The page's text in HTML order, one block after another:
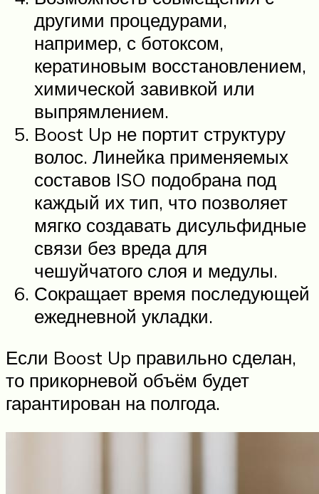
другими процедурами,
например, с ботоксом,
кератиновым восстановлением,
химической завивкой или
выпрямлением.
Boost Up не портит структуру
волос. Линейка применяемых
составов ISO подобрана под
каждый их тип, что позволяет
мягко создавать дисульфидные
связи без вреда для
чешуйчатого слоя и медулы.
Сокращает время последующей
ежедневной укладки.
Если Boost Up правильно сделан,
то прикорневой объём будет
гарантирован на полгода.